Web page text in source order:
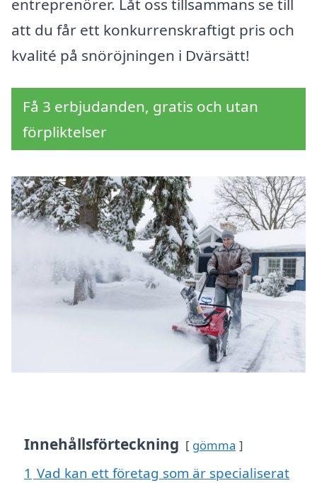
entreprenörer. Låt oss tillsammans se till
att du får ett konkurrenskraftigt pris och
kvalité på snöröjningen i Dvärsätt!
Få 3 erbjudanden, gratis och utan
förpliktelser
Innehållsförteckning gömma
1 Vad kan ett företag som är specialiserat